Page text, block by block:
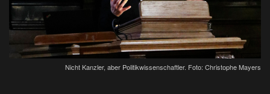
Nicht Kanzler, aber Politikwissenschaftler. Foto: Christophe Mayers